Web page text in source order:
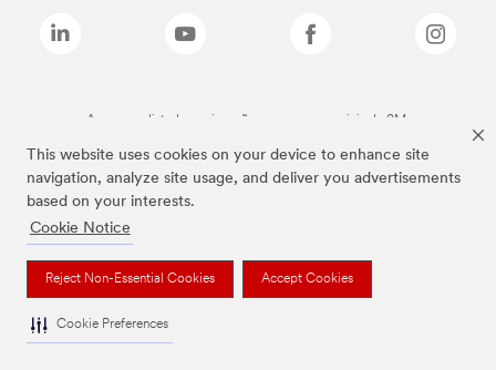
This website uses cookies on your device to enhance site
navigation, analyze site usage, and deliver you advertisements
based on your interests.
Cookie Notice
Reject Non-Essential Cookies Accept Cookies
Cookie Preferences
As marcas listadas a cima são marcas comerciais da 3M.